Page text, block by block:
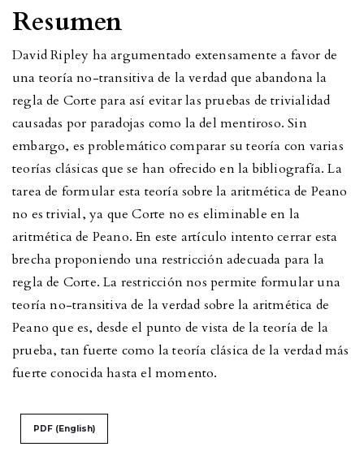
Resumen
David Ripley ha argumentado extensamente a favor de
una teoría no-transitiva de la verdad que abandona la
regla de Corte para así evitar las pruebas de trivialidad
causadas por paradojas como la del mentiroso. Sin
embargo, es problemático comparar su teoría con varias
teorías clásicas que se han ofrecido en la bibliografía. La
tarea de formular esta teoría sobre la aritmética de Peano
no es trivial, ya que Corte no es eliminable en la
aritmética de Peano. En este artículo intento cerrar esta
brecha proponiendo una restricción adecuada para la
regla de Corte. La restricción nos permite formular una
teoría no-transitiva de la verdad sobre la aritmética de
Peano que es, desde el punto de vista de la teoría de la
prueba, tan fuerte como la teoría clásica de la verdad más
fuerte conocida hasta el momento.
PDF (English)